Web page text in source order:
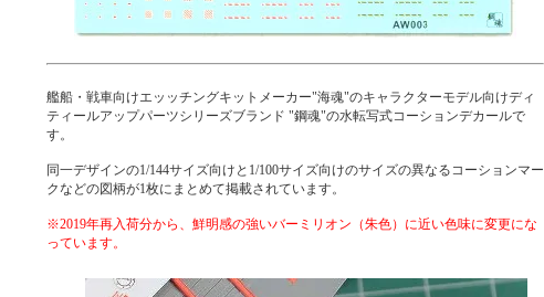
艦船・戦車向けエッッチングキットメーカー"海魂"のキャラクターモデル向けディ
ティールアップパーツシリーズブランド "鋼魂"の水転写式コーションデカールで
す。
同一デザインの1/144サイズ向けと1/100サイズ向けのサイズの異なるコーションマー
クなどの図柄が1枚にまとめて掲載されています。
※2019年再入荷分から、鮮明感の強いバーミリオン（朱色）に近い色味に変更にな
っています。